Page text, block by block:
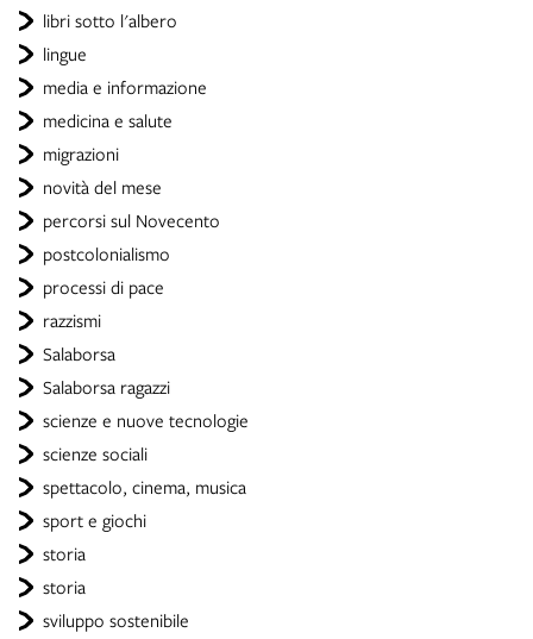
libri sotto l'albero
lingue
media e informazione
medicina e salute
migrazioni
novità del mese
percorsi sul Novecento
postcolonialismo
processi di pace
razzismi
Salaborsa
Salaborsa ragazzi
scienze e nuove tecnologie
scienze sociali
spettacolo, cinema, musica
sport e giochi
storia
storia
sviluppo sostenibile